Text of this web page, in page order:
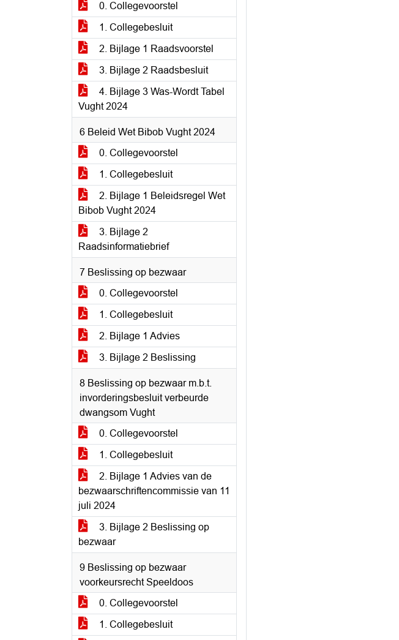
0. Collegevoorstel
1. Collegebesluit
2. Bijlage 1 Raadsvoorstel
3. Bijlage 2 Raadsbesluit
4. Bijlage 3 Was-Wordt Tabel
Vught 2024
6 Beleid Wet Bibob Vught 2024
0. Collegevoorstel
1. Collegebesluit
2. Bijlage 1 Beleidsregel Wet
Bibob Vught 2024
3. Bijlage 2
Raadsinformatiebrief
7 Beslissing op bezwaar
0. Collegevoorstel
1. Collegebesluit
2. Bijlage 1 Advies
3. Bijlage 2 Beslissing
8 Beslissing op bezwaar m.b.t.
invorderingsbesluit verbeurde
dwangsom Vught
0. Collegevoorstel
1. Collegebesluit
2. Bijlage 1 Advies van de
bezwaarschriftencommissie van 11
juli 2024
3. Bijlage 2 Beslissing op
bezwaar
9 Beslissing op bezwaar
voorkeursrecht Speeldoos
0. Collegevoorstel
1. Collegebesluit